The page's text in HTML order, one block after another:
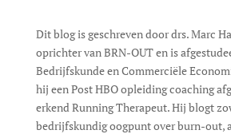
Dit blog is geschreven door drs. Marc
oprichter van BRN-OUT en is
Bedrijfskunde en Commerciële
hij een Post HBO opleiding coaching
erkend Running Therapeut. Hij blogt
bedrijfskundig oogpunt over burn-out,